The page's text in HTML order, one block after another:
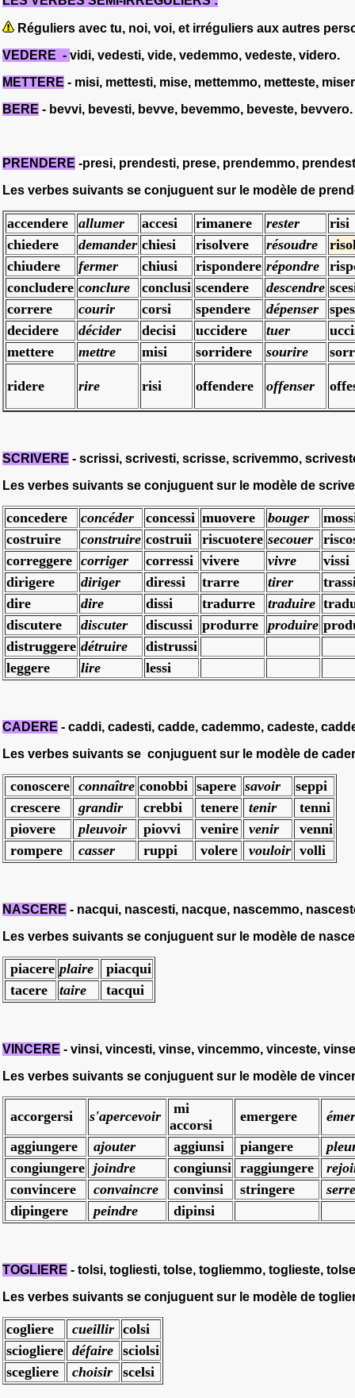
Réguliers avec tu, noi, voi, et irréguliers aux autres
VEDERE - vidi, vedesti, vide, vedemmo, vedeste, videro.
METTERE - misi, mettesti, mise, mettemmo, metteste,
BERE - bevvi, bevesti, bevve, bevemmo, beveste, bevvero.
PRENDERE -presi, prendesti, prese, prendemmo,
Les verbes suivants se conjuguent sur le modèle de
accendere allumer accesi rimanere rester
risi
chiedere
demander chiesi risolvere résoudre
chiudere
fermer chiusi rispondere répondre
concludere conclure conclusi scendere descendre
correre
courir corsi spendere dépenser
decidere
décider decisi uccidere tuer
mettere
mettre misi sorridere sourire
ridere rire risi offendere offenser
SCRIVERE - scrissi, scrivesti, scrisse, scrivemmo,
Les verbes suivants se conjuguent sur le modèle de
concedere concéder concessi muovere bouger
costruire
construire costruii riscuotere secouer
correggere corriger corressi vivere vivre
vissi
dirigere
diriger diressi trarre tirer
dire
dire dissi tradurre traduire
discutere
discuter discussi produrre produire
distruggere détruire
distrussi
leggere
lire lessi
CADERE - caddi, cadesti, cadde, cademmo, cadeste,
Les verbes suivants se conjuguent sur le modèle de
conoscere connaître conobbi sapere savoir
seppi
crescere
grandir crebbi tenere tenir
tenni
piovere
pleuvoir piovvi venire venir
venni
rompere
casser ruppi volere vouloir volli
NASCERE - nacqui, nascesti, nacque, nascemmo,
Les verbes suivants se conjuguent sur le modèle de
piacere plaire
piacqui
tacere
taire tacqui
VINCERE - vinsi, vincesti, vinse, vincemmo, vinceste,
Les verbes suivants se conjuguent sur le modèle de
accorgersi s'apercevoir
mi
accorsi
emergere
aggiungere
ajouter aggiunsi piangere
congiungere joindre congiunsi raggiungere
convincere
convaincre convinsi stringere
dipingere
peindre dipinsi
TOGLIERE - tolsi, togliesti, tolse, togliemmo, toglieste,
Les verbes suivants se conjuguent sur le modèle de
cogliere cueillir colsi
sciogliere défaire sciolsi
scegliere
choisir scelsi